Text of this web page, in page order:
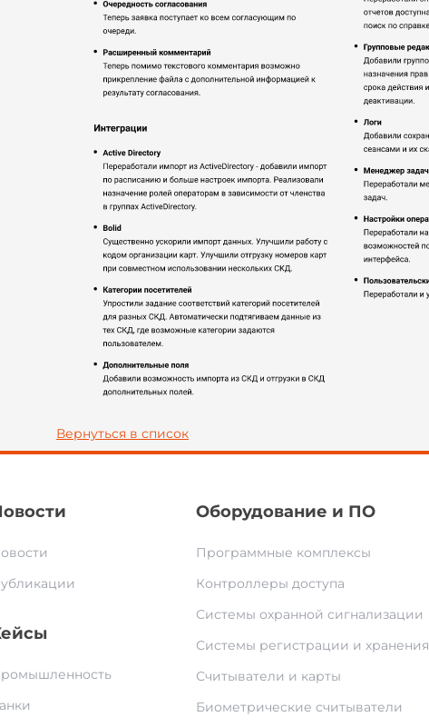
Вернуться в список
Оборудование и ПО
Программные комплексы
Контроллеры доступа
Системы охранной сигнализации
Системы регистрации и хранения
Считыватели и карты
Биометрические считыватели